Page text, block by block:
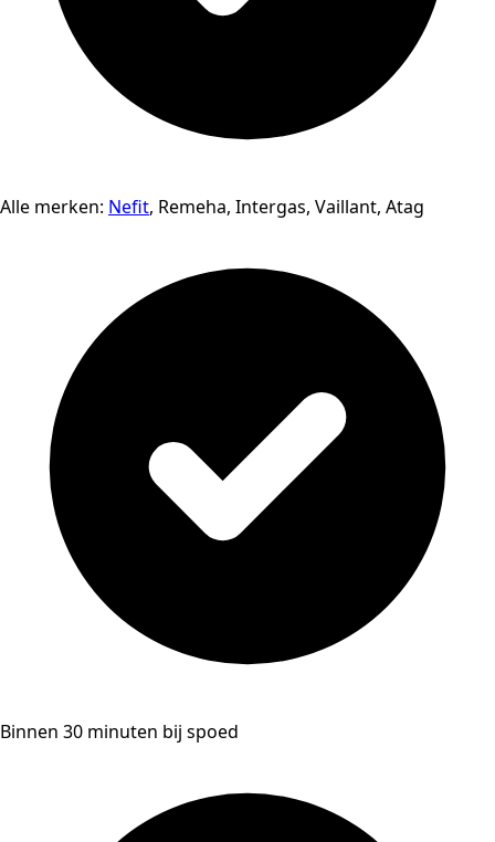
Alle merken: Nefit, Remeha, Intergas, Vaillant, Atag
Binnen 30 minuten bij spoed